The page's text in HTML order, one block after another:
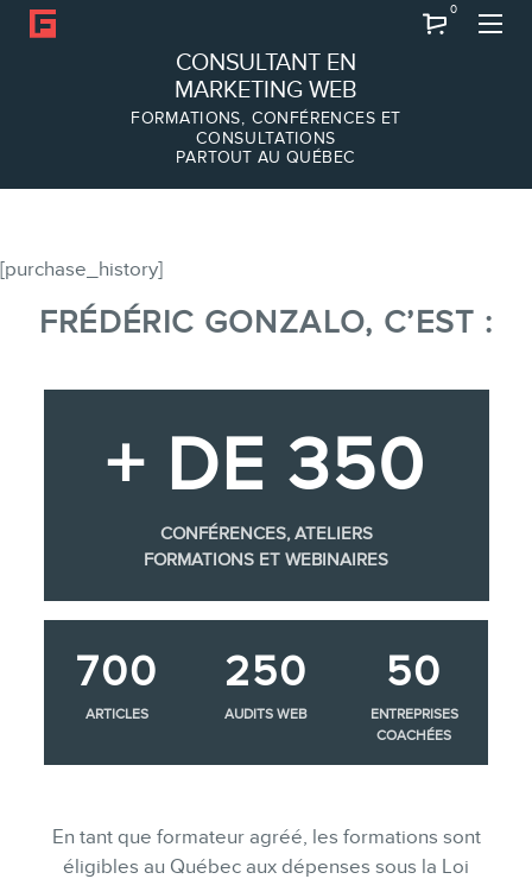
CONSULTANT EN
MARKETING WEB
FORMATIONS, CONFÉRENCES ET
CONSULTATIONS
PARTOUT AU QUÉBEC
0
À PROPOS
SERVICES
Formations marketing en ligne
groupe
Audits web (SEO) et IA (GEO)
Ebooks
[purchase_history]
FRÉDÉRIC GONZALO, C’EST :
+ DE 350
CONFÉRENCES, ATELIERS
FORMATIONS ET WEBINAIRES
700
ARTICLES
250
AUDITS WEB
50
ENTREPRISES
COACHÉES
En tant que formateur agréé, les formations sont
éligibles au Québec aux dépenses sous la Loi